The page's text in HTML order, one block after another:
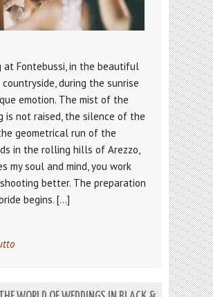
at Fontebussi, in the beautiful
countryside, during the sunrise
emotion. The mist of the
is not raised, the silence of the
geometrical run of the
in the rolling hills of Arezzo,
my soul and mind, you work
better. The preparation
begins. […]